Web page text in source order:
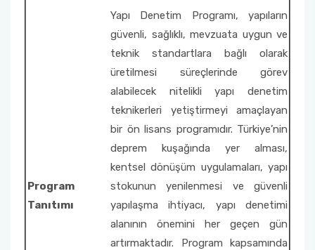
Program
Tanıtımı
Yapı Denetim Programı, yapıların
güvenli, sağlıklı, mevzuata uygun ve
teknik standartlara bağlı olarak
üretilmesi süreçlerinde görev
alabilecek nitelikli yapı denetim
teknikerleri yetiştirmeyi amaçlayan
bir ön lisans programıdır. Türkiye’nin
deprem kuşağında yer alması,
kentsel dönüşüm uygulamaları, yapı
stokunun yenilenmesi ve güvenli
yapılaşma ihtiyacı, yapı denetimi
alanının önemini her geçen gün
artırmaktadır. Program kapsamında
Mimarlık ve Şehir Planlama
Motorlu Araçlar ve Ulaştırma Teknolojileri
Mülkiyet Koruma ve Güvenlik
Sahil Temizliği Etkinliği
Yangın ve Yangın Güvenliği Halkı Aydınlatıcı
Sürdürülebilir Çevre-Kumaş Çanta Boyama
Çocuklarla Dikey Tarım
Çocuklarla Organik Hıyar Yetiştiriciliği
Toplumsal Duyarlılık ve Projeleri Bölüm
Birim Etkinlik Komisyonu
Burs Komisyon Üyesi
Kalite Yönetim Sistemi Komisyonu
Ulusal ve Uluslararası Faaliyet Komisyonu
Toplumsal Duyarlılık ve Katkı Projeleri Bölüm
Koordinatörleri
Akademik Teşvik Komisyonu